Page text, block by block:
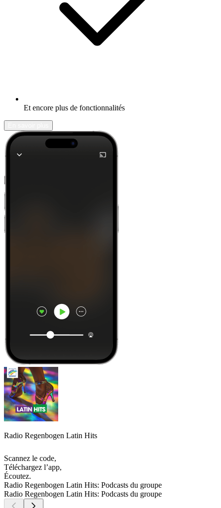
Et encore plus de fonctionnalités
Radio Regenbogen Latin Hits
Scannez le code,
Téléchargez l’app,
Écoutez.
Radio Regenbogen Latin Hits: Podcasts du groupe
Radio Regenbogen Latin Hits: Podcasts du groupe